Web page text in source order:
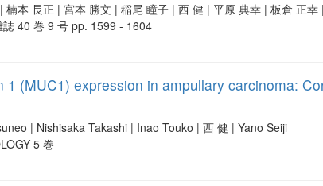
楠本 長正 | 宮本 勝文 | 稲尾 瞳子 | 西 健 | 平原 典幸 | 板倉 正幸
誌 40 巻 9 号 pp. 1599 - 1604
(MUC1) expression in ampullary carcinoma:
| Nishisaka Takashi | Inao Touko | 西 健 | Yano Seiji
5 巻